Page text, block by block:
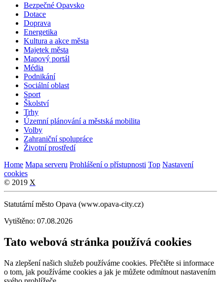
Bezpečné Opavsko
Dotace
Doprava
Energetika
Kultura a akce města
Majetek města
Mapový portál
Média
Podnikání
Sociální oblast
Sport
Školství
Trhy
Územní plánování a městská mobilita
Volby
Zahraniční spolupráce
Životní prostředí
Home Mapa serveru Prohlášení o přístupnosti Top Nastavení
cookies
© 2019 X
Statutární město Opava (www.opava-city.cz)
Vytištěno: 07.08.2026
Tato webová stránka používá cookies
Na zlepšení našich služeb používáme cookies. Přečtěte si informace
o tom, jak používáme cookies a jak je můžete odmítnout nastavením